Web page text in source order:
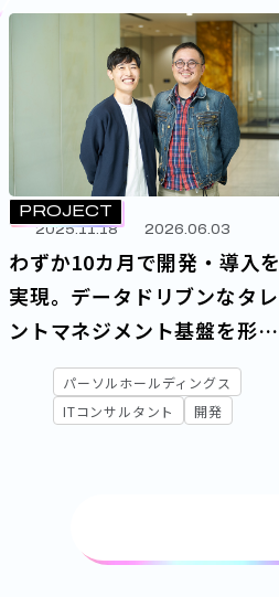
PROJECT
2025.11.18 2026.06.03
わずか10カ月で開発・導入を
実現。データドリブンなタレ
ントマネジメント基盤を形に
した舞台裏
パーソルホールディングス
ITコンサルタント
開発